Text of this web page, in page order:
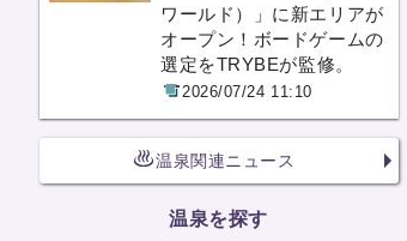
ワールド）」に新エリアが
オープン！ボードゲームの
選定をTRYBEが監修。
2026/07/24 11:10
温泉関連ニュース
温泉を探す